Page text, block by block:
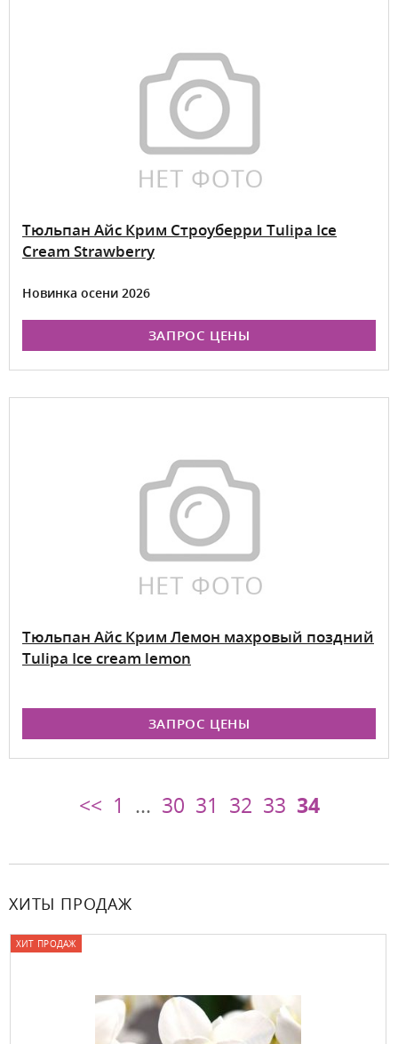
Тюльпан Айс Крим Строуберри Tulipa Ice
Cream Strawberry
Новинка осени 2026
ЗАПРОС ЦЕНЫ
Тюльпан Айс Крим Лемон махровый поздний
Tulipa Ice cream lemon
ЗАПРОС ЦЕНЫ
<< 1 ... 30 31 32 33 34
ХИТЫ ПРОДАЖ
ХИТ ПРОДАЖ